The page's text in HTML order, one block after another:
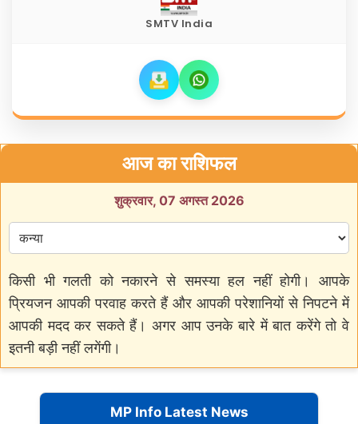
SMTV India
आज का राशिफल
शुक्रवार, 07 अगस्त 2026
किसी भी गलती को नकारने से समस्या हल नहीं होगी। आपके
प्रियजन आपकी परवाह करते हैं और आपकी परेशानियों से निपटने में
आपकी मदद कर सकते हैं। अगर आप उनके बारे में बात करेंगे तो वे
इतनी बड़ी नहीं लगेंगी।
MP Info Latest News